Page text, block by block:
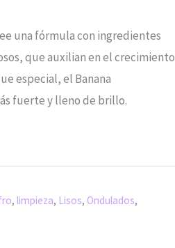
una fórmula con ingredientes
que auxilian en el crecimiento
especial, el Banana
fuerte y lleno de brillo.
, limpieza, Lisos, Ondulados,